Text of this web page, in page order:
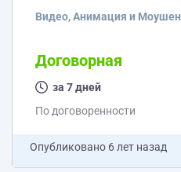
Видео, Анимация и Моушен
Договорная
за 7 дней
По договоренности
Опубликовано 6 лет назад